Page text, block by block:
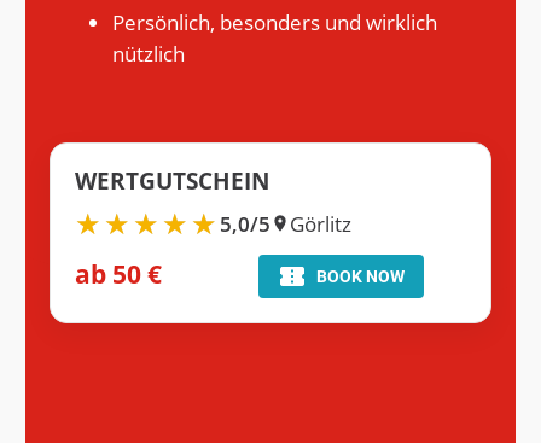
Persönlich, besonders und wirklich
nützlich
WERTGUTSCHEIN
5,0/5 Görlitz
ab 50 €